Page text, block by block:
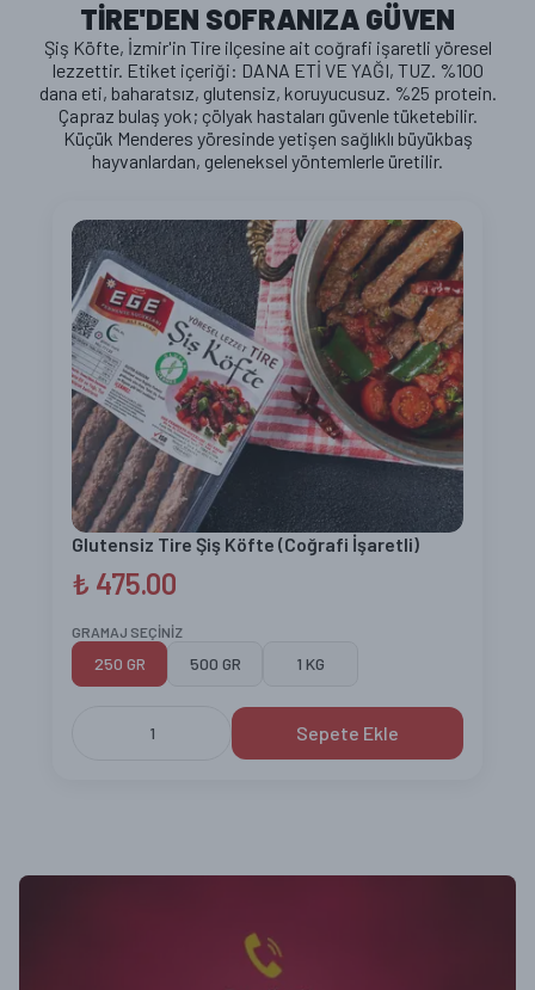
TİRE'DEN SOFRANIZA GÜVEN
Şiş Köfte, İzmir'in Tire ilçesine ait coğrafi işaretli yöresel
lezzettir. Etiket içeriği: DANA ETİ VE YAĞI, TUZ. %100
dana eti, baharatsız, glutensiz, koruyucusuz. %25 protein.
Çapraz bulaş yok; çölyak hastaları güvenle tüketebilir.
Küçük Menderes yöresinde yetişen sağlıklı büyükbaş
hayvanlardan, geleneksel yöntemlerle üretilir.
Glutensiz Tire Şiş Köfte (Coğrafi İşaretli)
₺ 475.00
GRAMAJ SEÇİNİZ
250 GR 500 GR 1 KG
1 Sepete Ekle